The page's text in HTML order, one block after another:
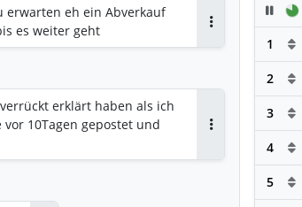
erwarten eh ein Abverkauf
es weiter geht
erklärt haben als ich
10Tagen gepostet und
1
2
3
4
5